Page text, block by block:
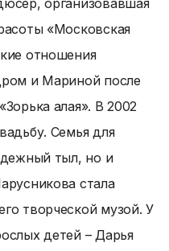
организовавшая
«Московская
отношения
и Мариной после
алая». В 2002
Семья для
тыл, но и
стала
творческой музой. У
детей – Дарья